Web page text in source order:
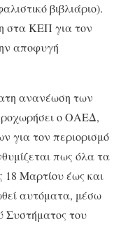
βιβλιάριο).
στα ΚΕΠ για τον
αποφυγή
ανανέωση των
ο ΟΑΕΔ,
για τον περιορισμό
πως όλα τα
18 Μαρτίου έως και
αυτόματα, μέσω
Συστήματος του